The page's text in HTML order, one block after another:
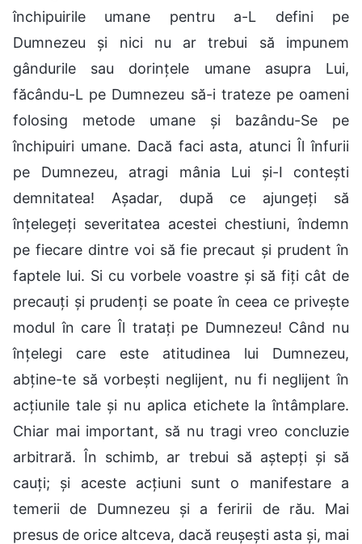
închipuirile umane pentru a-L defini pe
Dumnezeu și nici nu ar trebui să impunem
gândurile sau dorințele umane asupra Lui,
făcându-L pe Dumnezeu să-i trateze pe oameni
folosing metode umane și bazându-Se pe
închipuiri umane. Dacă faci asta, atunci Îl înfurii
pe Dumnezeu, atragi mânia Lui și-I contești
demnitatea! Așadar, după ce ajungeți să
înțelegeți severitatea acestei chestiuni, îndemn
pe fiecare dintre voi să fie precaut și prudent în
faptele lui. Si cu vorbele voastre și să fiți cât de
precauți și prudenți se poate în ceea ce privește
modul în care Îl tratați pe Dumnezeu! Când nu
înțelegi care este atitudinea lui Dumnezeu,
abține-te să vorbești neglijent, nu fi neglijent în
acțiunile tale și nu aplica etichete la întâmplare.
Chiar mai important, să nu tragi vreo concluzie
arbitrară. În schimb, ar trebui să aștepți și să
cauți; și aceste acțiuni sunt o manifestare a
temerii de Dumnezeu și a feririi de rău. Mai
presus de orice altceva, dacă reușești asta și, mai